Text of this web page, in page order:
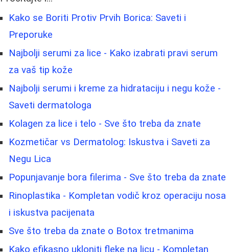
Kako se Boriti Protiv Prvih Borica: Saveti i
Preporuke
Najbolji serumi za lice - Kako izabrati pravi serum
za vaš tip kože
Najbolji serumi i kreme za hidrataciju i negu kože -
Saveti dermatologa
Kolagen za lice i telo - Sve što treba da znate
Kozmetičar vs Dermatolog: Iskustva i Saveti za
Negu Lica
Popunjavanje bora filerima - Sve što treba da znate
Rinoplastika - Kompletan vodič kroz operaciju nosa
i iskustva pacijenata
Sve što treba da znate o Botox tretmanima
Kako efikasno ukloniti fleke na licu - Kompletan